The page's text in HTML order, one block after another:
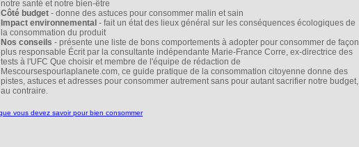
notre santé et notre bien-être
Côté budget - donne des astuces pour consommer malin et sain
Impact environnemental - fait un état des lieux général sur les conséquences écologiques de
la consommation du produit
Nos conseils - présente une liste de bons comportements à adopter pour consommer de façon
plus responsable Écrit par la consultante indépendante Marie-France Corre, ex-directrice des
tests à l'UFC Que choisir et membre de l'équipe de rédaction de
Mescoursespourlaplanete.com, ce guide pratique de la consommation citoyenne donne des
pistes, astuces et adresses pour consommer autrement sans pour autant sacrifier notre budget,
au contraire.